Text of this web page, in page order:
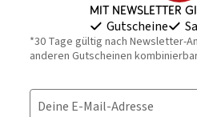
Mit Newsletter
Gutscheine
*30 Tage gültig nach Newsletter-
anderen Gutscheinen
Deine E-Mail-Adresse